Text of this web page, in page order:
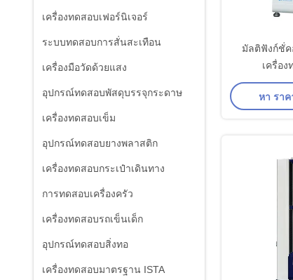
เครื่องทดสอบเฟอร์นิเจอร์
ระบบทดสอบการสั่นสะเทือน
เครื่องมือวัดด้วยแสง
อุปกรณ์ทดสอบพัสดุบรรจุกระดาษ
เครื่องทดสอบเข็ม
อุปกรณ์ทดสอบยางพลาสติก
เครื่องทดสอบกระเป๋าเดินทาง
การทดสอบเครื่องครัว
เครื่องทดสอบรถเข็นเด็ก
อุปกรณ์ทดสอบสิ่งทอ
เครื่องทดสอบมาตรฐาน ISTA
มัลติฟังก์ชั่ค
เครื่อง
หา รา